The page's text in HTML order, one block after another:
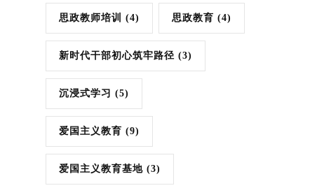
思政教师培训 (4) 思政教育 (4)
新时代干部初心筑牢路径 (3)
沉浸式学习 (5)
爱国主义教育 (9)
爱国主义教育基地 (3)